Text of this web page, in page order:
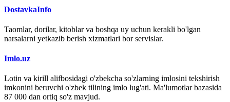
DostavkaInfo
Taomlar, dorilar, kitoblar va boshqa uy uchun kerakli bo'lgan
narsalarni yetkazib berish xizmatlari bor servislar.
Imlo.uz
Lotin va kirill alifbosidagi o'zbekcha so'zlarning imlosini tekshirish
imkonini beruvchi o'zbek tilining imlo lug'ati. Ma'lumotlar bazasida
87 000 dan ortiq so'z mavjud.